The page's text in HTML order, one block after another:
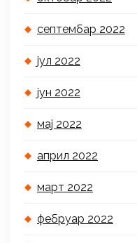
септембар 2022
јул 2022
јун 2022
мај 2022
април 2022
март 2022
фебруар 2022